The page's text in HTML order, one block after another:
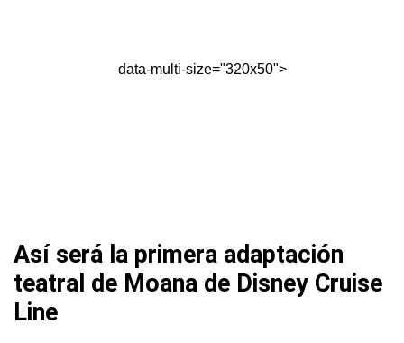
data-multi-size="320x50">
Así será la primera adaptación
teatral de Moana de Disney Cruise
Line